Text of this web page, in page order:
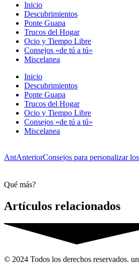
Inicio
Descubrimientos
Ponte Guapa
Trucos del Hogar
Ocio y Tiempo Libre
Consejos «de tú a tú»
Miscelanea
Inicio
Descubrimientos
Ponte Guapa
Trucos del Hogar
Ocio y Tiempo Libre
Consejos «de tú a tú»
Miscelanea
AntAnteriorConsejos para personalizar
Qué más?
Artículos relacionados
© 2024 Todos los derechos reservados.